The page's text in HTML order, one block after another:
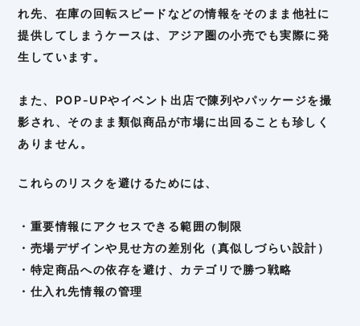
れ先、在庫の回転スピードなどの情報をそのまま他社に
提供してしまうケースは、アジア圏の小売でも実際に発
生しています。
また、POP-UPやイベント出店で陳列やパッケージを撮
影され、そのまま類似商品が市場に出回ることも珍しく
ありません。
これらのリスクを避けるためには、
・重要情報にアクセスできる範囲の制限
・売場デザインや見せ方の差別化（真似しづらい設計）
・特定商品への依存を避け、カテゴリで勝つ戦略
・仕入れ先情報の管理